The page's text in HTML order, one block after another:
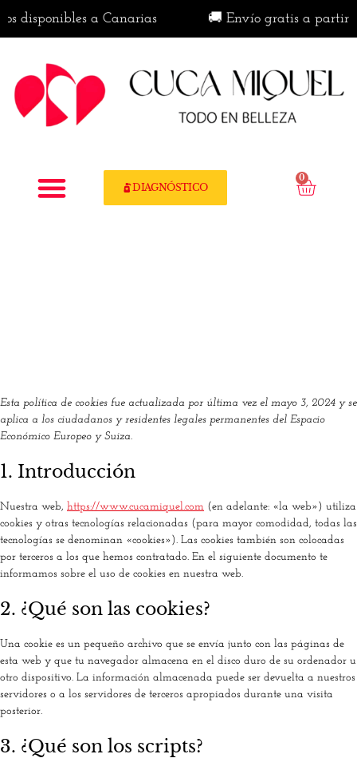
a Canarias 🚚 Envío gratis a partir de
DIAGNÓSTICO
0
Esta política de cookies fue actualizada por última vez el mayo 3, 2024 y se
aplica a los ciudadanos y residentes legales permanentes del Espacio
Económico Europeo y Suiza.
1. Introducción
Nuestra web, https://www.cucamiquel.com (en adelante: «la web») utiliza
cookies y otras tecnologías relacionadas (para mayor comodidad, todas las
tecnologías se denominan «cookies»). Las cookies también son colocadas
por terceros a los que hemos contratado. En el siguiente documento te
informamos sobre el uso de cookies en nuestra web.
2. ¿Qué son las cookies?
Una cookie es un pequeño archivo que se envía junto con las páginas de
esta web y que tu navegador almacena en el disco duro de su ordenador u
otro dispositivo. La información almacenada puede ser devuelta a nuestros
servidores o a los servidores de terceros apropiados durante una visita
posterior.
3. ¿Qué son los scripts?